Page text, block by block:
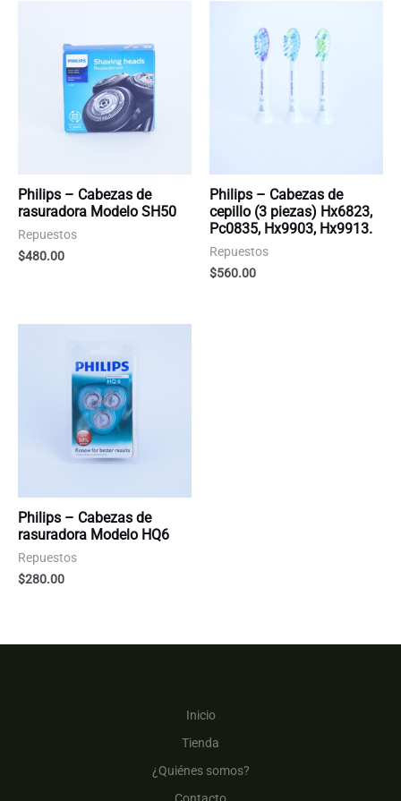
Philips – Cabezas de
rasuradora Modelo SH50
Repuestos
$480.00
Philips – Cabezas de
cepillo (3 piezas) Hx6823,
Pc0835, Hx9903, Hx9913.
Repuestos
$560.00
Philips – Cabezas de
rasuradora Modelo HQ6
Repuestos
$280.00
Inicio
Tienda
¿Quiénes somos?